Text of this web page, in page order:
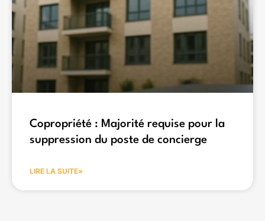
Copropriété : Majorité requise pour la
suppression du poste de concierge
LIRE LA SUITE»